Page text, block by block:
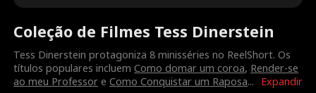
Coleção de Filmes Tess Dinerstein
Expandir
Tess Dinerstein protagoniza 8 minisséries no ReelShort. Os
títulos populares incluemComo domar um coroa, Render-se
ao meu Professor eComo Conquistar um Raposa...